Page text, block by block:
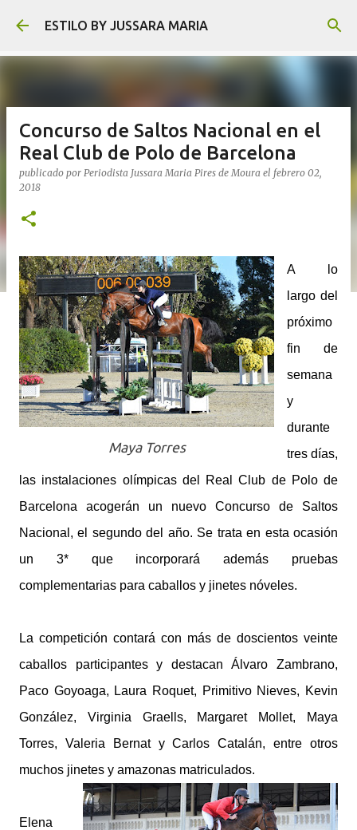
Ir al contenido principal
ESTILO BY JUSSARA MARIA
Concurso de Saltos Nacional en el
Real Club de Polo de Barcelona
publicado por Periodista Jussara Maria Pires de Moura el febrero 02,
2018
Maya Torres
A lo
largo del
próximo
fin de
semana
y
durante
tres días,
las instalaciones olímpicas del Real Club de Polo de
Barcelona acogerán un nuevo Concurso de Saltos
Nacional, el segundo del año. Se trata en esta ocasión
un 3* que incorporará además pruebas
complementarias para caballos y jinetes nóveles.
La competición contará con más de doscientos veinte
caballos participantes y destacan Álvaro Zambrano,
Paco Goyoaga, Laura Roquet, Primitivo Nieves, Kevin
González, Virginia Graells, Margaret Mollet, Maya
Torres, Valeria Bernat y Carlos Catalán, entre otros
muchos jinetes y amazonas matriculados.
Elena